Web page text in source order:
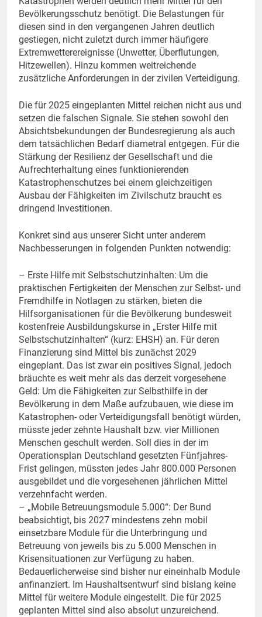
Bevölkerungsschutz benötigt. Die Belastungen für
diesen sind in den vergangenen Jahren deutlich
gestiegen, nicht zuletzt durch immer häufigere
Extremwetterereignisse (Unwetter, Überflutungen,
Hitzewellen). Hinzu kommen weitreichende
zusätzliche Anforderungen in der zivilen Verteidigung.
Die für 2025 eingeplanten Mittel reichen nicht aus und
setzen die falschen Signale. Sie stehen sowohl den
Absichtsbekundungen der Bundesregierung als auch
dem tatsächlichen Bedarf diametral entgegen. Für die
Stärkung der Resilienz der Gesellschaft und die
Aufrechterhaltung eines funktionierenden
Katastrophenschutzes bei einem gleichzeitigen
Ausbau der Fähigkeiten im Zivilschutz braucht es
dringend Investitionen.
Konkret sind aus unserer Sicht unter anderem
Nachbesserungen in folgenden Punkten notwendig:
– Erste Hilfe mit Selbstschutzinhalten: Um die
praktischen Fertigkeiten der Menschen zur Selbst- und
Fremdhilfe in Notlagen zu stärken, bieten die
Hilfsorganisationen für die Bevölkerung bundesweit
kostenfreie Ausbildungskurse in „Erster Hilfe mit
Selbstschutzinhalten“ (kurz: EHSH) an. Für deren
Finanzierung sind Mittel bis zunächst 2029
eingeplant. Das ist zwar ein positives Signal, jedoch
bräuchte es weit mehr als das derzeit vorgesehene
Geld: Um die Fähigkeiten zur Selbsthilfe in der
Bevölkerung in dem Maße aufzubauen, wie diese im
Katastrophen- oder Verteidigungsfall benötigt würden,
müsste jeder zehnte Haushalt bzw. vier Millionen
Menschen geschult werden. Soll dies in der im
Operationsplan Deutschland gesetzten Fünfjahres-
Frist gelingen, müssten jedes Jahr 800.000 Personen
ausgebildet und die vorgesehenen jährlichen Mittel
verzehnfacht werden.
– „Mobile Betreuungsmodule 5.000“: Der Bund
beabsichtigt, bis 2027 mindestens zehn mobil
einsetzbare Module für die Unterbringung und
Betreuung von jeweils bis zu 5.000 Menschen in
Krisensituationen zur Verfügung zu haben.
Bedauerlicherweise sind bisher nur eineinhalb Module
anfinanziert. Im Haushaltsentwurf sind bislang keine
Mittel für weitere Module eingestellt. Die für 2025
geplanten Mittel sind also absolut unzureichend.